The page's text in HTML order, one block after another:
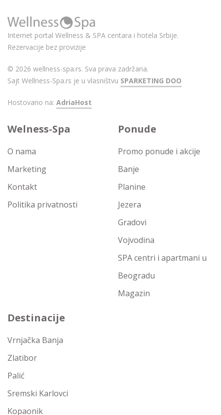
Internet portal Wellness & SPA centara i hotela Srbije.
Rezervacije bez provizije
© 2026 wellness-spa.rs. Sva prava zadržana.
Sajt Wellness-Spa.rs je u vlasništvu SPARKETING DOO
Hostovano na: AdriaHost
Welness-Spa
O nama
Marketing
Kontakt
Politika privatnosti
Ponude
Promo ponude i akcije
Banje
Planine
Jezera
Gradovi
Vojvodina
SPA centri i apartmani u
Beogradu
Magazin
Destinacije
Vrnjačka Banja
Zlatibor
Palić
Sremski Karlovci
Kopaonik